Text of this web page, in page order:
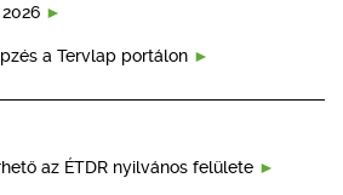
a Tervlap portálon
az ÉTDR nyilvános felülete